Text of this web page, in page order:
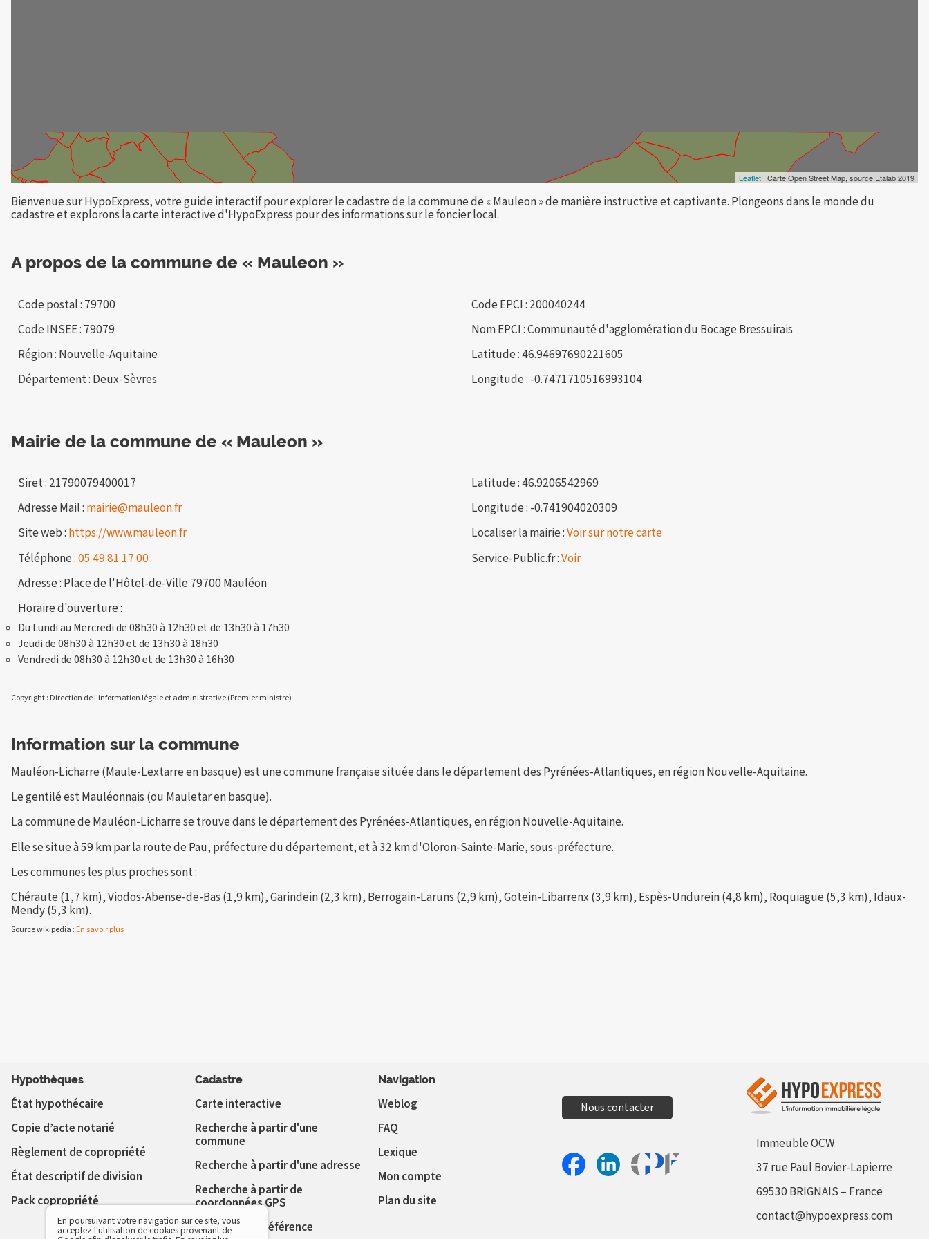
En poursuivant votre navigation sur ce site, vous
acceptez l'utilisation de cookies provenant de
Leaflet | Carte Open Street Map, source Etalab 2019
Bienvenue sur HypoExpress, votre guide interactif pour explorer le cadastre de la commune de « Mauleon » de manière instructive et captivante. Plongeons dans le monde du
cadastre et explorons la carte interactive d'HypoExpress pour des informations sur le foncier local.
A propos de la commune de « Mauleon »
Code postal : 79700
Code INSEE : 79079
Région : Nouvelle-Aquitaine
Département : Deux-Sèvres
Code EPCI : 200040244
Nom EPCI : Communauté d'agglomération du Bocage Bressuirais
Latitude : 46.94697690221605
Longitude : -0.7471710516993104
Mairie de la commune de « Mauleon »
Siret : 21790079400017
Adresse Mail : mairie@mauleon.fr
Site web : https://www.mauleon.fr
Téléphone :05 49 81 17 00
Adresse : Place de l'Hôtel-de-Ville 79700 Mauléon
Horaire d'ouverture :
Du Lundi au Mercredi de 08h30 à 12h30 et de 13h30 à 17h30
Jeudi de 08h30 à 12h30 et de 13h30 à 18h30
Vendredi de 08h30 à 12h30 et de 13h30 à 16h30
Latitude : 46.9206542969
Longitude : -0.741904020309
Localiser la mairie :Voir sur notre carte
Service-Public.fr :Voir
Copyright : Direction de l'information légale et administrative (Premier ministre)
Information sur la commune
Mauléon-Licharre (Maule-Lextarre en basque) est une commune française située dans le département des Pyrénées-Atlantiques, en région Nouvelle-Aquitaine.
Le gentilé est Mauléonnais (ou Mauletar en basque).
La commune de Mauléon-Licharre se trouve dans le département des Pyrénées-Atlantiques, en région Nouvelle-Aquitaine.
Elle se situe à 59 km par la route de Pau, préfecture du département, et à 32 km d'Oloron-Sainte-Marie, sous-préfecture.
Les communes les plus proches sont :
Chéraute (1,7 km), Viodos-Abense-de-Bas (1,9 km), Garindein (2,3 km), Berrogain-Laruns (2,9 km), Gotein-Libarrenx (3,9 km), Espès-Undurein (4,8 km), Roquiague (5,3 km), Idaux-
Mendy (5,3 km).
Source wikipedia : En savoir plus
Hypothèques
État hypothécaire
Copie d’acte notarié
Règlement de copropriété
État descriptif de division
Pack copropriété
Cadastre
Carte interactive
Recherche à partir d'une
commune
Recherche à partir d'une adresse
Recherche à partir de
coordonnées GPS
Vérifier votre référence
Navigation
Weblog
FAQ
Lexique
Mon compte
Plan du site
Nous contacter
Immeuble OCW
37 rue Paul Bovier-Lapierre
69530 BRIGNAIS – France
contact@hypoexpress.com